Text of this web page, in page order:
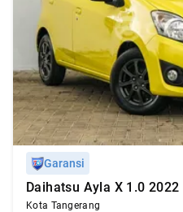
Garansi
Daihatsu Ayla X 1.0 2022
Kota Tangerang